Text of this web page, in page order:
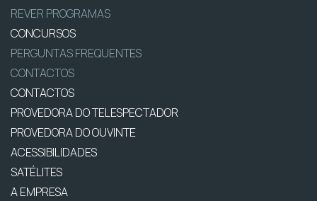
REVER PROGRAMAS
CONCURSOS
PERGUNTAS FREQUENTES
CONTACTOS
CONTACTOS
PROVEDORA DO TELESPECTADOR
PROVEDORA DO OUVINTE
ACESSIBILIDADES
SATÉLITES
A EMPRESA